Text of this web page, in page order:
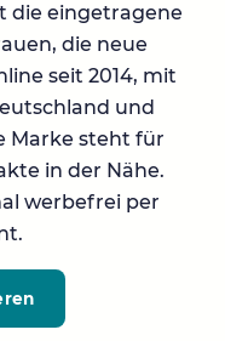
die eingetragene
die neue
seit 2014, mit
und
Marke steht für
in der Nähe.
werbefrei per